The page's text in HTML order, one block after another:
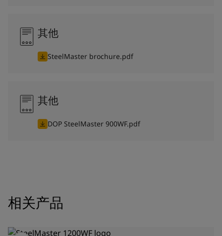
其他
SteelMaster brochure.pdf
其他
DOP SteelMaster 900WF.pdf
相关产品